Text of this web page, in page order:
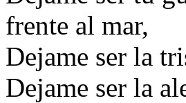
frente al mar,
Dejame ser la
Dejame ser la